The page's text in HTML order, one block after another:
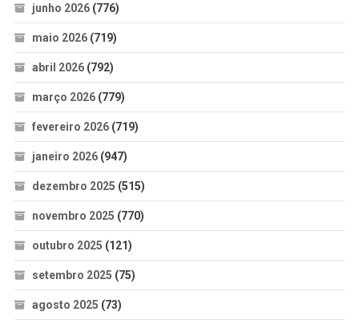
junho 2026(776)
maio 2026(719)
abril 2026(792)
março 2026(779)
fevereiro 2026(719)
janeiro 2026(947)
dezembro 2025 (515)
novembro 2025 (770)
outubro 2025 (121)
setembro 2025 (75)
agosto 2025 (73)